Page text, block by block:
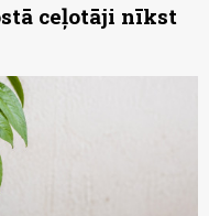
ceļotāji nīkst